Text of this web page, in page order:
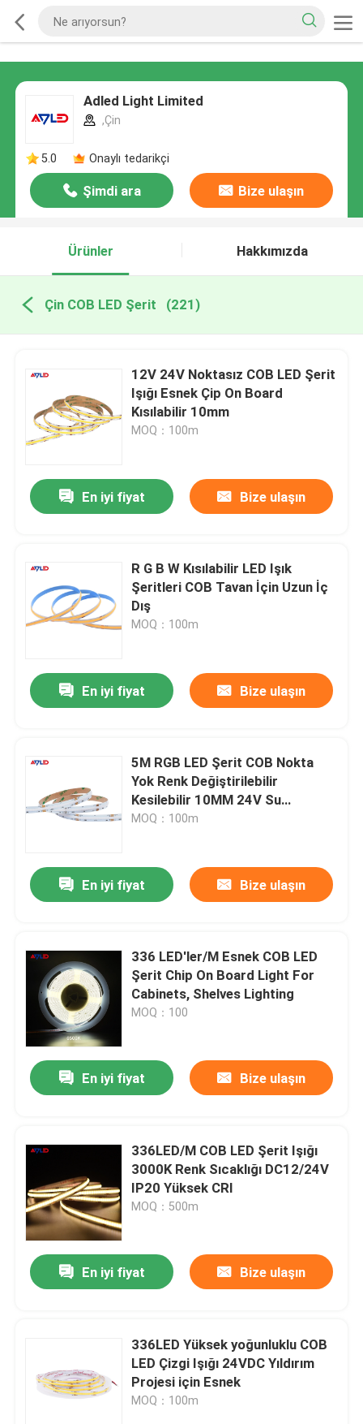
Adled Light Limited
,Çin
5.0 Onaylı tedarikçi
Şimdi ara Bize ulaşın
Ürünler Hakkımızda
Çin COB LED Şerit (221)
12V 24V Noktasız COB LED Şerit
Işığı Esnek Çip On Board
Kısılabilir 10mm
MOQ：100m
En iyi fiyat Bize ulaşın
R G B W Kısılabilir LED Işık
Şeritleri COB Tavan İçin Uzun İç
Dış
MOQ：100m
En iyi fiyat Bize ulaşın
5M RGB LED Şerit COB Nokta
Yok Renk Değiştirilebilir
Kesilebilir 10MM 24V Su
Geçirmez IP65 IP67 IP68
MOQ：100m
En iyi fiyat Bize ulaşın
336 LED'ler/M Esnek COB LED
Şerit Chip On Board Light For
Cabinets, Shelves Lighting
MOQ：100
En iyi fiyat Bize ulaşın
336LED/M COB LED Şerit Işığı
3000K Renk Sıcaklığı DC12/24V
IP20 Yüksek CRI
MOQ：500m
En iyi fiyat Bize ulaşın
336LED Yüksek yoğunluklu COB
LED Çizgi Işığı 24VDC Yıldırım
Projesi için Esnek
MOQ：100m